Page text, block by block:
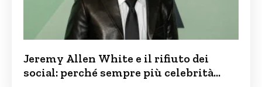
Jeremy Allen White e il rifiuto dei
social: perché sempre più celebrità